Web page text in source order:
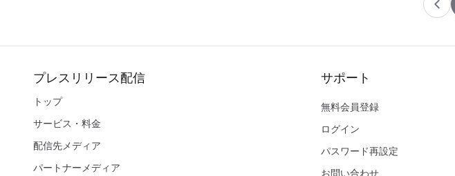
プレスリリース配信
トップ
サービス・料金
配信先メディア
パートナーメディア
サポート
無料会員登録
ログイン
パスワード再設定
お問い合わせ